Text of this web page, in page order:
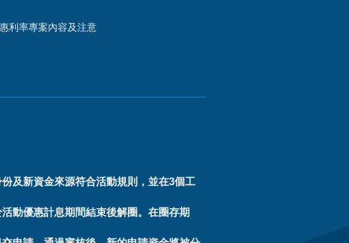
利率專案內容及注意
及新資金來源符合活動規則，並在3個工
動優惠計息期間結束後解圈。在圈存期